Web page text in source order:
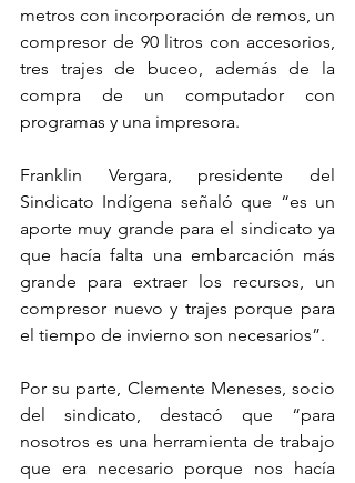
metros con incorporación de remos, un
compresor de 90 litros con accesorios,
tres trajes de buceo, además de la
compra de un computador con
programas y una impresora.
Franklin Vergara, presidente del
Sindicato Indígena señaló que “es un
aporte muy grande para el sindicato ya
que hacía falta una embarcación más
grande para extraer los recursos, un
compresor nuevo y trajes porque para
el tiempo de invierno son necesarios”.
Por su parte, Clemente Meneses, socio
del sindicato, destacó que “para
nosotros es una herramienta de trabajo
que era necesario porque nos hacía